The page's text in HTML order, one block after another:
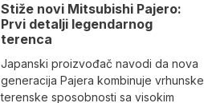
Stiže novi Mitsubishi Pajero:
Prvi detalji legendarnog
terenca
Japanski proizvođač navodi da nova
generacija Pajera kombinuje vrhunske
terenske sposobnosti sa visokim